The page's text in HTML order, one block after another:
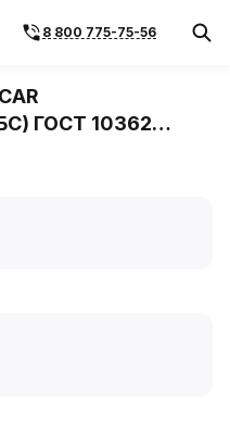
8 800 775-75-56
ГОСТ 10362
длина 10м